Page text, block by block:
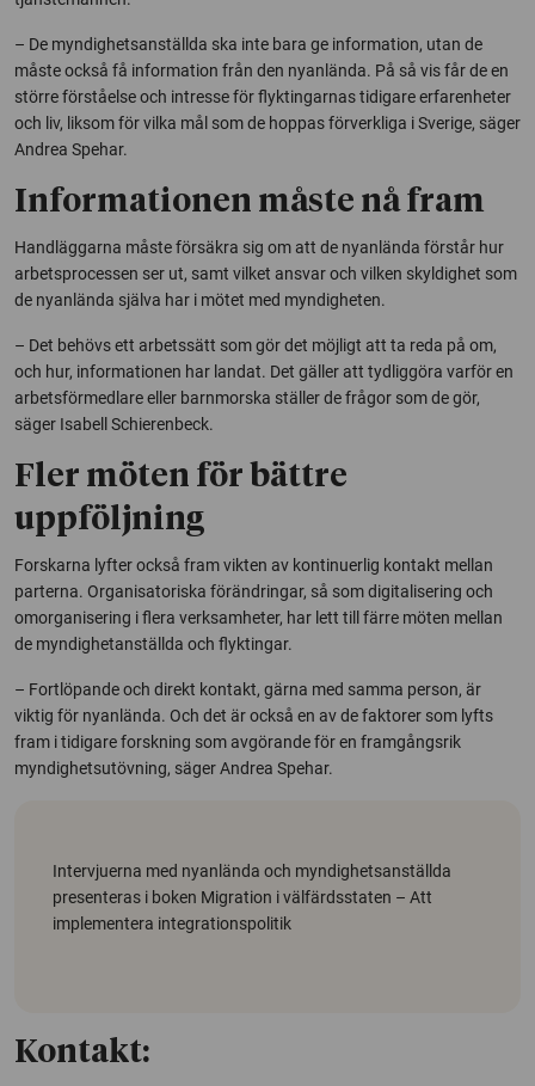
– De myndighetsanställda ska inte bara ge information, utan de
måste också få information från den nyanlända. På så vis får de en
större förståelse och intresse för flyktingarnas tidigare erfarenheter
och liv, liksom för vilka mål som de hoppas förverkliga i Sverige, säger
Andrea Spehar.
Informationen måste nå fram
Handläggarna måste försäkra sig om att de nyanlända förstår hur
arbetsprocessen ser ut, samt vilket ansvar och vilken skyldighet som
de nyanlända själva har i mötet med myndigheten.
– Det behövs ett arbetssätt som gör det möjligt att ta reda på om,
och hur, informationen har landat. Det gäller att tydliggöra varför en
arbetsförmedlare eller barnmorska ställer de frågor som de gör,
säger Isabell Schierenbeck.
Fler möten för bättre
uppföljning
Forskarna lyfter också fram vikten av kontinuerlig kontakt mellan
parterna. Organisatoriska förändringar, så som digitalisering och
omorganisering i flera verksamheter, har lett till färre möten mellan
de myndighetanställda och flyktingar.
– Fortlöpande och direkt kontakt, gärna med samma person, är
viktig för nyanlända. Och det är också en av de faktorer som lyfts
fram i tidigare forskning som avgörande för en framgångsrik
myndighetsutövning, säger Andrea Spehar.
Intervjuerna med nyanlända och myndighetsanställda
presenteras i boken Migration i välfärdsstaten – Att
implementera integrationspolitik
Kontakt: